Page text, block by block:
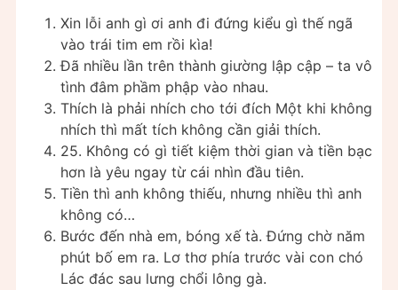
Xin lỗi anh gì ơi anh đi đứng kiểu gì thế ngã
vào trái tim em rồi kìa!
Đã nhiều lần trên thành giường lập cập – ta vô
tình đâm phầm phập vào nhau.
Thích là phải nhích cho tới đích Một khi không
nhích thì mất tích không cần giải thích.
25. Không có gì tiết kiệm thời gian và tiền bạc
hơn là yêu ngay từ cái nhìn đầu tiên.
Tiền thì anh không thiếu, nhưng nhiều thì anh
không có…
Bước đến nhà em, bóng xế tà. Đứng chờ năm
phút bố em ra. Lơ thơ phía trước vài con chó
Lác đác sau lưng chổi lông gà.